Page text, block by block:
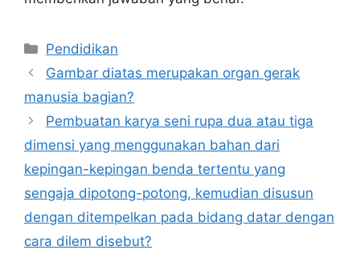
Kategori
Pendidikan
Gambar diatas merupakan organ gerak
manusia bagian?
Pembuatan karya seni rupa dua atau tiga
dimensi yang menggunakan bahan dari
kepingan-kepingan benda tertentu yang
sengaja dipotong-potong, kemudian disusun
dengan ditempelkan pada bidang datar dengan
cara dilem disebut?